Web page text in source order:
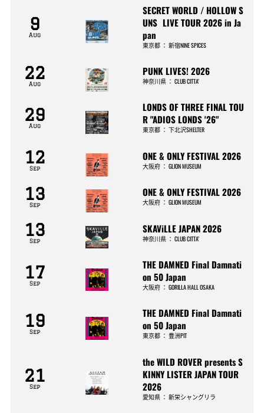
9
Aug
SECRET WORLD / HOLLOW S
UNS LIVE TOUR 2026 in Ja
pan
東京都 ：新宿NINE SPICES
22
Aug
PUNK LIVES! 2026
神奈川県 ：CLUB CITTA’
29
Aug
LONDS OF THREE FINAL TOU
R "ADIOS LONDS '26"
東京都 ：下北沢SHELTER
12
Sep
ONE & ONLY FESTIVAL 2026
大阪府 ：GLION MUSEUM
13
Sep
ONE & ONLY FESTIVAL 2026
大阪府 ：GLION MUSEUM
13
Sep
SKAViLLE JAPAN 2026
神奈川県 ：CLUB CITTA’
17
Sep
THE DAMNED Final Damnati
on 50 Japan
大阪府 ：GORILLA HALL OSAKA
19
Sep
THE DAMNED Final Damnati
on 50 Japan
東京都 ：豊洲PIT
21
Sep
the WILD ROVER presents S
KINNY LISTER JAPAN TOUR
2026
愛知県 ：新栄シャングリラ